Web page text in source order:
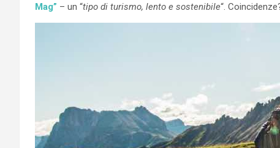
Mag” – un “tipo di turismo, lento e sostenibile“.